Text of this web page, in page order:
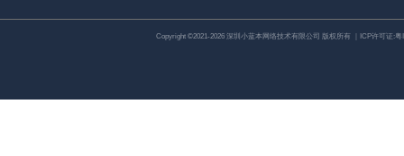
Copyright ©2021-2026 深圳小蓝本网络技术有限公司 版权所有 ｜ICP许可证:粤